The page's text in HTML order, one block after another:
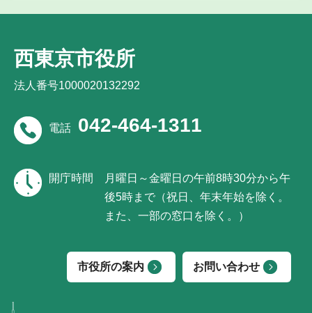
西東京市役所
法人番号1000020132292
電話 042-464-1311
開庁時間
月曜日～金曜日の午前8時30分から午
後5時まで（祝日、年末年始を除く。
また、一部の窓口を除く。）
市役所の案内 お問い合わせ